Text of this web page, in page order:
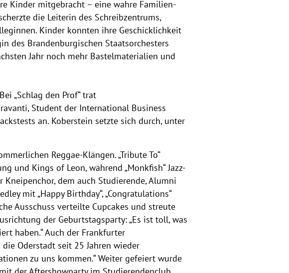
Kinder mitgebracht – eine wahre Familien-
die Leiterin des Schreibzentrums,
Kinder konnten ihre Geschicklichkeit
des Brandenburgischen Staatsorchesters
Jahr noch mehr Bastelmaterialien und
„Schlag den Prof“ trat
Student der International Business
an. Koberstein setzte sich durch, unter
Reggae-Klängen. „Tribute To“
und Kings of Leon, während „Monkfish“ Jazz-
dem auch Studierende, Alumni
mit „Happy Birthday“, „Congratulations“
Ausschuss verteilte Cupcakes und streute
der Geburtstagsparty: „Es ist toll, was
haben.“ Auch der Frankfurter
Oderstadt seit 25 Jahren wieder
zu uns kommen.“ Weiter gefeiert wurde